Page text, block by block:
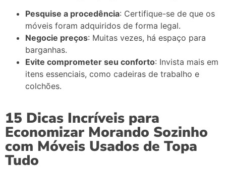
Pesquise a procedência: Certifique-se de que os
móveis foram adquiridos de forma legal.
Negocie preços: Muitas vezes, há espaço para
barganhas.
Evite comprometer seu conforto: Invista mais em
itens essenciais, como cadeiras de trabalho e
colchões.
15 Dicas Incríveis para
Economizar Morando Sozinho
com Móveis Usados de Topa
Tudo